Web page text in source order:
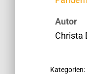
Autor
Christa
Kategorien: